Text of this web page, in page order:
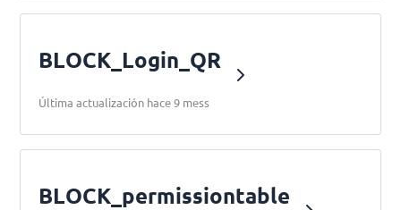
BLOCK_Login_QR
Última actualización hace 9 mess
BLOCK_permissiontable